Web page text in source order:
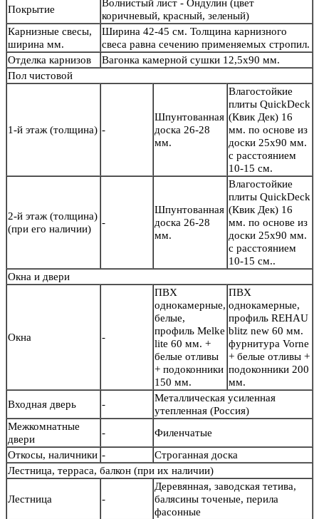
Покрытие
Волнистый лист - Ондулин (цвет
коричневый, красный, зеленый)
Карнизные свесы,
ширина мм.
Ширина 42-45 см. Толщина карнизного
свеса равна сечению применяемых стропил.
Отделка карнизов
Вагонка камерной сушки 12,5х90 мм.
Пол чистовой
1-й этаж (толщина) -
Шпунтованная
доска 26-28
мм.
Влагостойкие
плиты QuickDeck
(Квик Дек) 16
мм. по основе из
доски 25х90 мм.
с расстоянием
10-15 см.
2-й этаж (толщина)
(при его наличии)
-
Шпунтованная
доска 26-28
мм.
Влагостойкие
плиты QuickDeck
(Квик Дек) 16
мм. по основе из
доски 25х90 мм.
с расстоянием
10-15 см..
Окна и двери
Окна -
ПВХ
однокамерные,
белые,
профиль Melke
lite 60 мм. +
белые отливы
+ подоконники
150 мм.
ПВХ
однокамерные,
профиль REHAU
blitz new 60 мм.
фурнитура Vorne
+ белые отливы +
подоконники 200
мм.
Входная дверь
-
Металлическая усиленная
утепленная (Россия)
Межкомнатные
двери
-
Филенчатые
Откосы, наличники -
Строганная доска
Лестница, терраса, балкон (при их наличии)
Лестница -
Деревянная, заводская тетива,
балясины точеные, перила
фасонные